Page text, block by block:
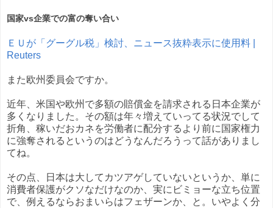
国家vs企業での富の奪い合い
ＥＵが「グーグル税」検討、ニュース抜粋表示に使用料 |
Reuters
また欧州委員会ですか。
近年、米国や欧州で多額の賠償金を請求される日本企業が
多くなりました。その額は年々増えていってる状況でして
折角、稼いだおカネを労働者に配分するより前に国家権力
に強奪されるというのはどうなんだろうって話がありまし
てね。
その点、日本は大してカツアゲしていないというか、単に
消費者保護がクソなだけなのか、実にビミョーな立ち位置
で、例えるならおまいらはフェザーンか、と。いやよく分